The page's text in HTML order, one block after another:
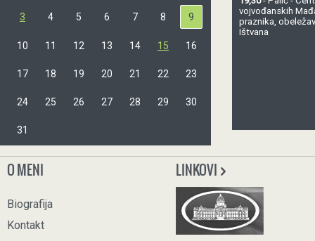
3 4 5 6 7 8 9
10 11 12 13 14 15 16
17 18 19 20 21 22 23
24 25 26 27 28 29 30
31
vojvođanskih
praznika,
Ištvana
O MENI
Biografija
Kontakt
LINKOVI